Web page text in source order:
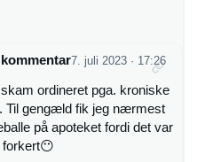
7. juli 2023 · 17:26
ordineret pga. kroniske
Til gengæld fik jeg nærmest
på apoteket fordi det var